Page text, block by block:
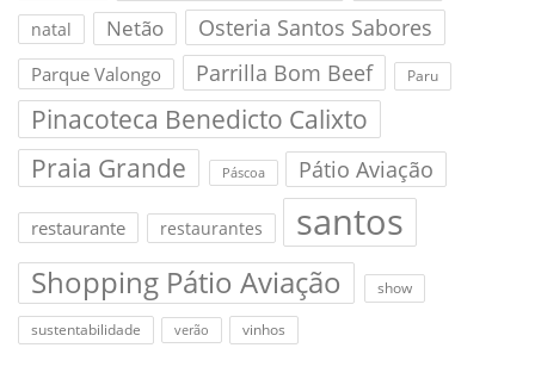
natal Netão Osteria Santos Sabores
Parque Valongo Parrilla Bom Beef Paru
Pinacoteca Benedicto Calixto
Praia Grande
Páscoa Pátio Aviação
restaurante restaurantes santos
Shopping Pátio Aviação show
sustentabilidade verão vinhos